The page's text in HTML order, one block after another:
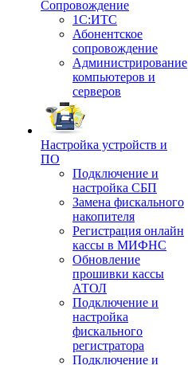
Сопровождение
1C:ИТС
Абонентское
сопровождение
Администрирование
компьютеров и
серверов
Настройка устройств и
ПО
Подключение и
настройка СБП
Замена фискального
накопителя
Регистрация онлайн
кассы в МИФНС
Обновление
прошивки кассы
АТОЛ
Подключение и
настройка
фискального
регистратора
Подключение и